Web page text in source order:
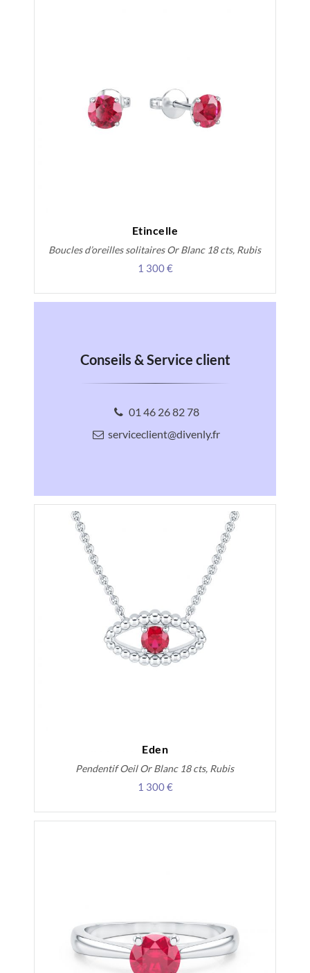
Etincelle
Boucles d’oreilles solitaires Or Blanc 18 cts, Rubis
1 300 €
Conseils & Service client
01 46 26 82 78
serviceclient@divenly.fr
Eden
Pendentif Oeil Or Blanc 18 cts, Rubis
1 300 €